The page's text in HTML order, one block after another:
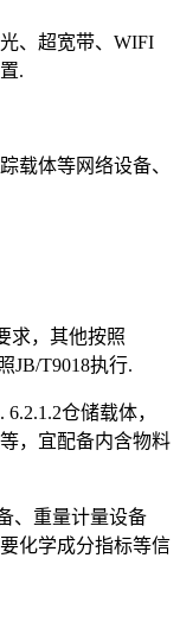
、超宽带、WIFI
.
载体等网络设备、
求，其他按照
JB/T9018执行.
仓储载体，
，宜配备内含物料
、重量计量设备
化学成分指标等信